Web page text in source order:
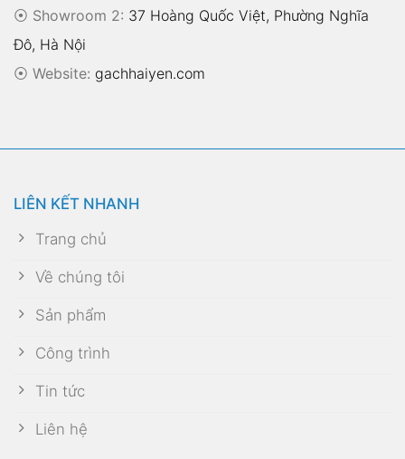
⦿ Showroom 2: 37 Hoàng Quốc Việt, Phường Nghĩa
Đô, Hà Nội
⦿ Website: gachhaiyen.com
LIÊN KẾT NHANH
Trang chủ
Về chúng tôi
Sản phẩm
Công trình
Tin tức
Liên hệ